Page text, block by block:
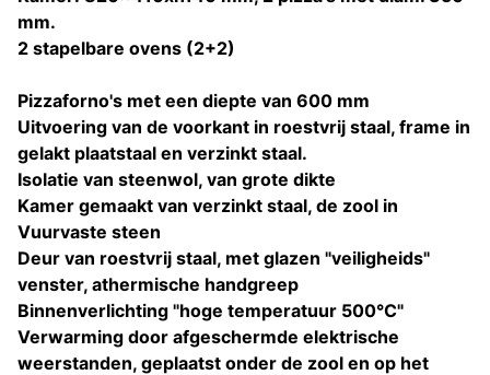
mm.
2 stapelbare ovens (2+2)
Pizzaforno's met een diepte van 600 mm
Uitvoering van de voorkant in roestvrij staal, frame in
gelakt plaatstaal en verzinkt staal.
Isolatie van steenwol, van grote dikte
Kamer gemaakt van verzinkt staal, de zool in
Vuurvaste steen
Deur van roestvrij staal, met glazen "veiligheids"
venster, athermische handgreep
Binnenverlichting "hoge temperatuur 500°C"
Verwarming door afgeschermde elektrische
weerstanden, geplaatst onder de zool en op het